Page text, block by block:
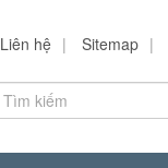
Liên hệ | Sitemap |